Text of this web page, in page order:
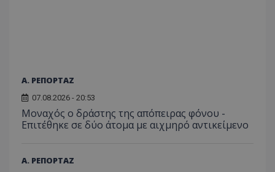
Α. ΡΕΠΟΡΤΑΖ
07.08.2026 - 20:53
Μοναχός ο δράστης της απόπειρας φόνου -
Επιτέθηκε σε δύο άτομα με αιχμηρό αντικείμενο
Α. ΡΕΠΟΡΤΑΖ